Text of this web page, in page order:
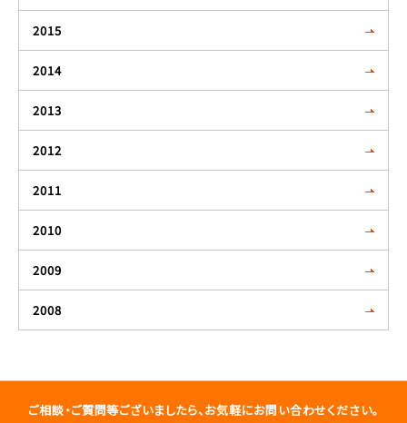
2015
2014
2013
2012
2011
2010
2009
2008
ご相談・ご質問等ございましたら、お気軽にお問い合わせください。